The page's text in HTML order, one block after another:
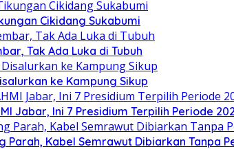
Cikidang Sukabumi
Tak Ada Luka di Tubuh
ke Kampung Sikup
Jabar, Ini 7 Presidium Terpilih Periode
Kabel Semrawut Dibiarkan Tanpa